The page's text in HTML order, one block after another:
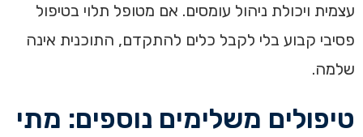
עצמית ויכולת ניהול עומסים. אם מטופל תלוי בטיפול
פסיבי קבוע בלי לקבל כלים להתקדם, התוכנית אינה
שלמה.
טיפולים משלימים נוספים: מתי